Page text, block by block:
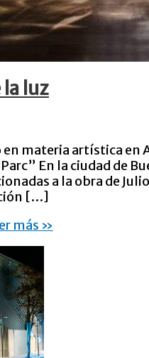
la luz
materia artística en
En la ciudad de
a la obra de
[…]
más »